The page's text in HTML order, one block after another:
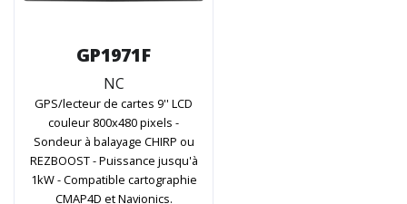
GP1971F
NC
GPS/lecteur de cartes 9'' LCD
couleur 800x480 pixels -
Sondeur à balayage CHIRP ou
REZBOOST - Puissance jusqu'à
1kW - Compatible cartographie
CMAP4D et Navionics.